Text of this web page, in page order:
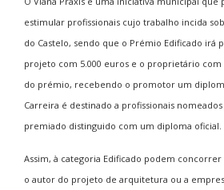
estimular profissionais cujo trabalho incida
do Castelo, sendo que o Prémio Edificado irá
projeto com 5.000 euros e o proprietário
do prémio, recebendo o promotor um
Carreira é destinado a profissionais
premiado distinguido com um diploma oficial.
Assim, à categoria Edificado podem
o autor do projeto de arquitetura ou a